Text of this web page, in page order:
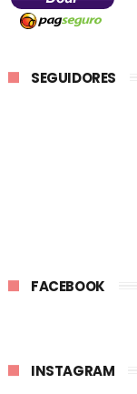
SEGUIDORES
FACEBOOK
INSTAGRAM